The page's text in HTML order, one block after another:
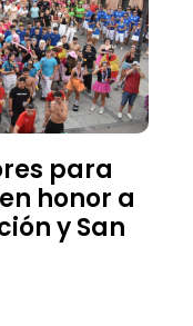
para
honor a
y San